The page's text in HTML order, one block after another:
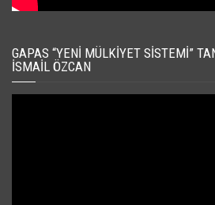
GAPAS “YENI MÜLKIYET SISTEMI”
İSMAIL ÖZCAN